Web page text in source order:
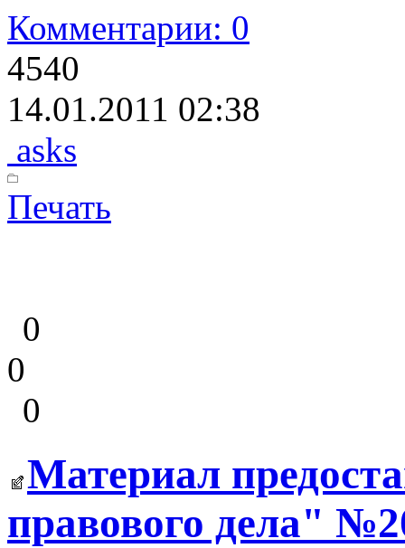
Комментарии: 0
4540
14.01.2011 02:38
asks
Печать
0
0
0
Материал
правового дела"